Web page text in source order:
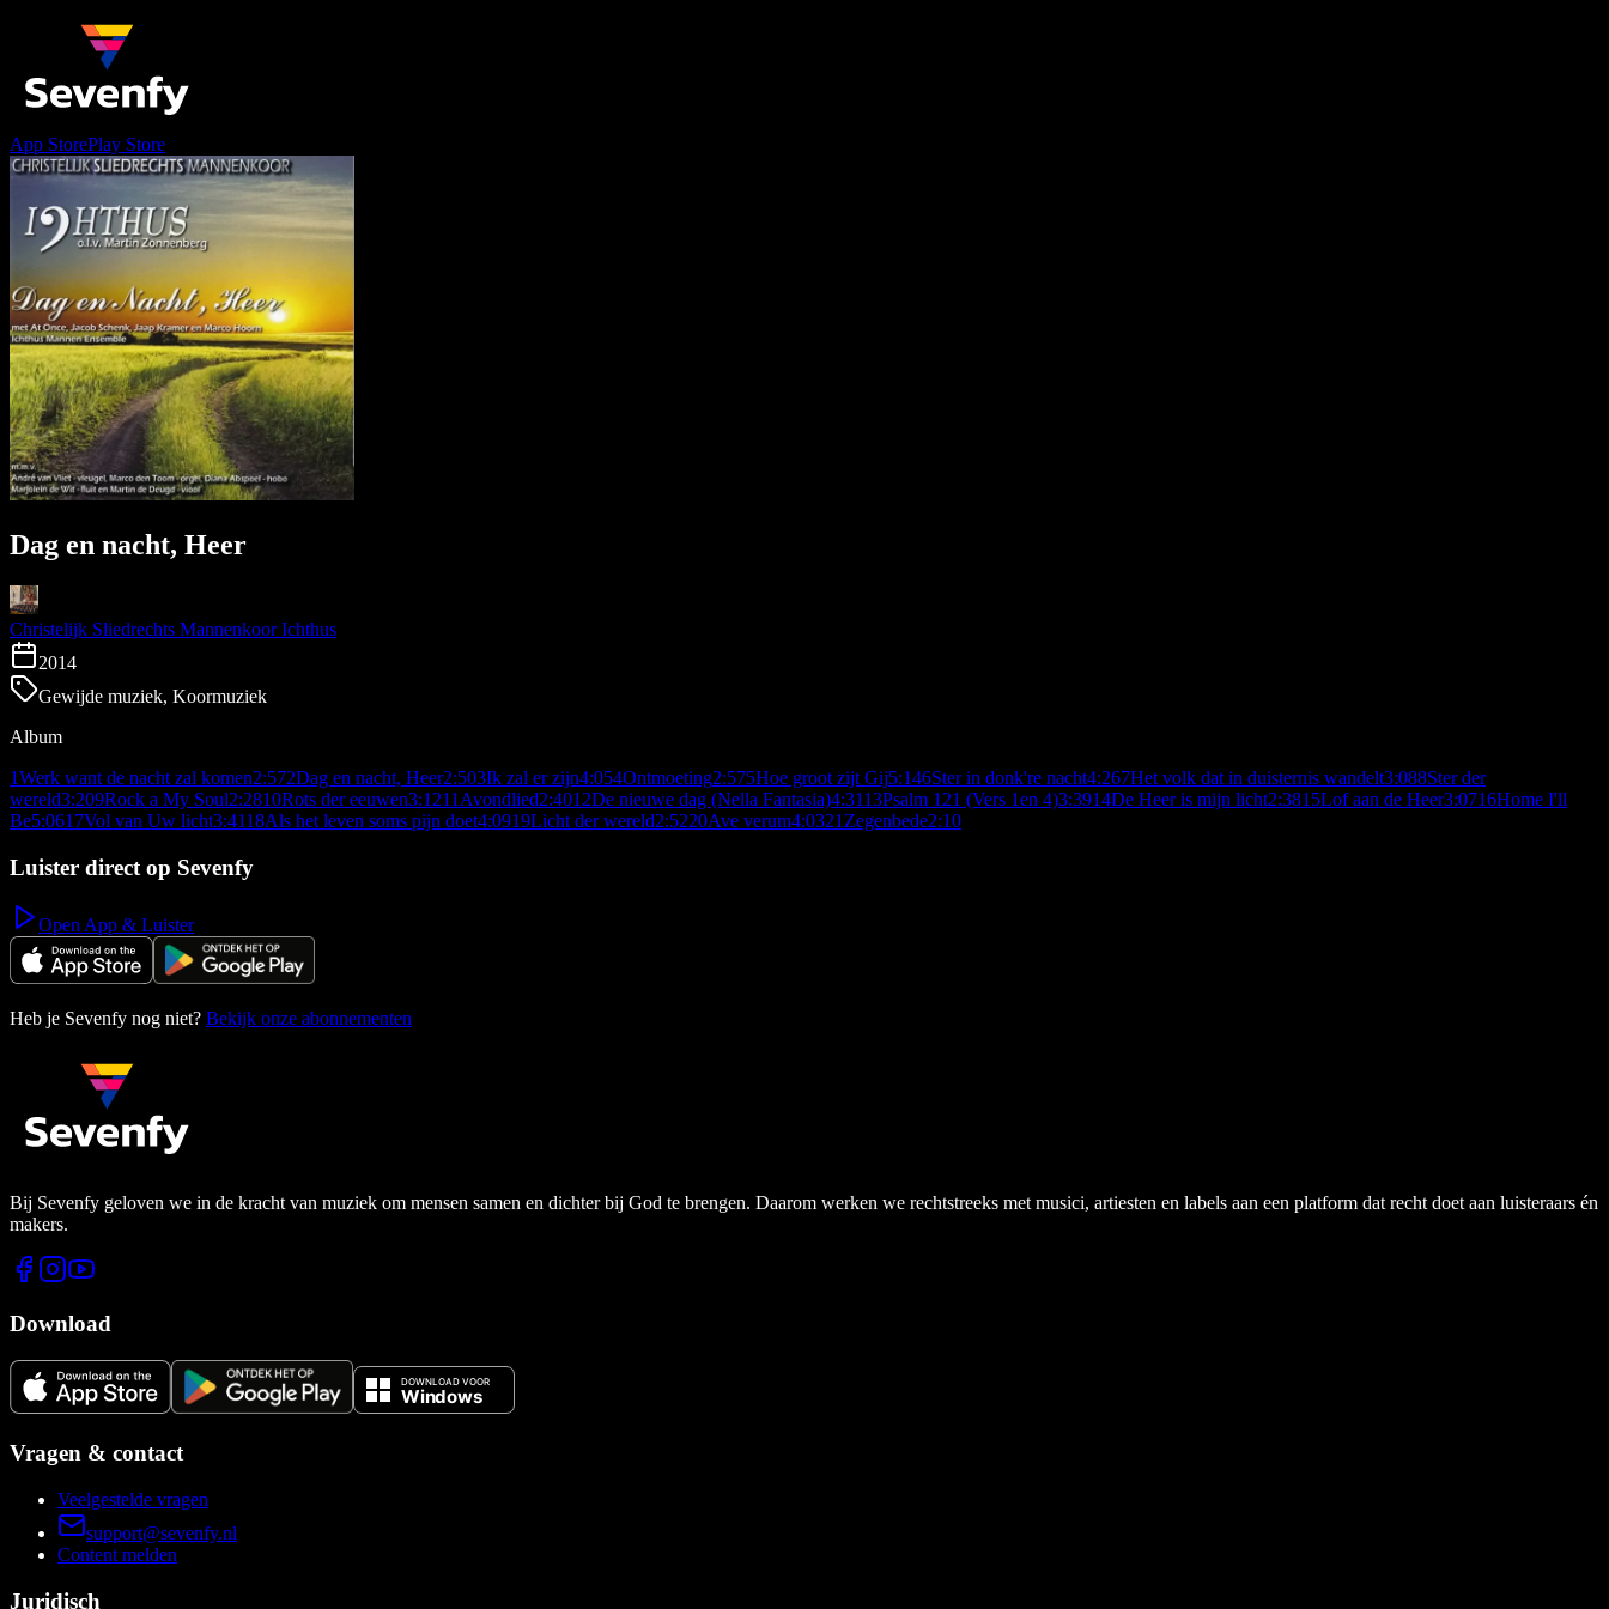
App StorePlay Store
Dag en nacht, Heer
Christelijk Sliedrechts Mannenkoor Ichthus
2014
Gewijde muziek, Koormuziek
Album
1Werk want de nacht zal komen2:572Dag en nacht, Heer2:503Ik zal er zijn4:054Ontmoeting2:575Hoe groot zijt Gij5:146Ster in donk're nacht4:267Het volk dat in duisternis wandelt3:088Ster der
wereld3:209Rock a My Soul2:2810Rots der eeuwen3:1211 Avondlied2:4012De nieuwe dag (Nella Fantasia)4:3113Psalm 121 (Vers 1en 4)3:3914De Heer is mijn licht2:3815Lof aan de Heer3:0716Home I'll
Be5:0617Vol van Uw licht3:4118Als het leven soms pijn doet4:0919Licht der wereld2:5220Ave verum4:0321 Zegenbede2:10
Luister direct op Sevenfy
Open App & Luister
Heb je Sevenfy nog niet? Bekijk onze abonnementen
Bij Sevenfy geloven we in de kracht van muziek om mensen samen en dichter bij God te brengen. Daarom werken we rechtstreeks met musici, artiesten en labels aan een platform dat recht doet aan luisteraars én
makers.
Download
Vragen & contact
Veelgestelde vragen
support@sevenfy.nl
Content melden
Juridisch